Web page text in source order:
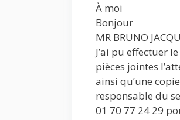
À moi
Bonjour
MR BRUNO
J’ai pu effectuer
pièces jointes
ainsi qu’une
responsable du
01 70 77 24 29